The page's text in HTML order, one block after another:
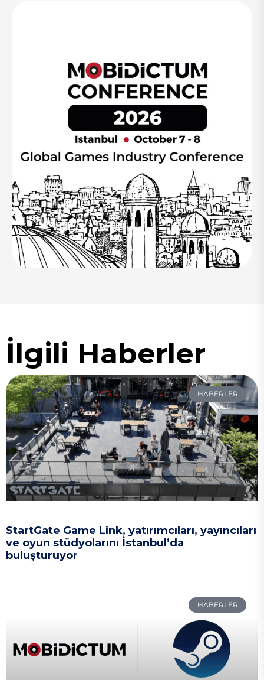
İlgili Haberler
HABERLER
StartGate Game Link, yatırımcıları, yayıncıları
ve oyun stüdyolarını İstanbul’da
buluşturuyor
HABERLER